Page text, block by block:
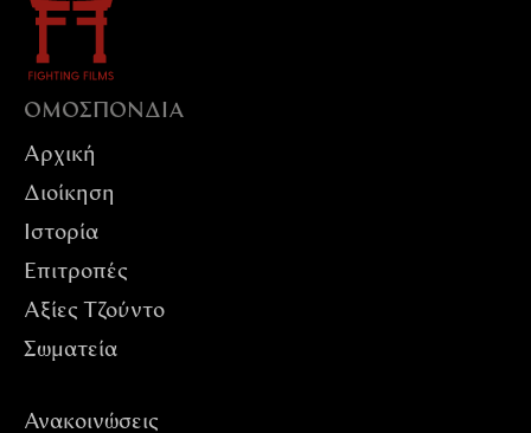
ΟΜΟΣΠΟΝΔIΑ
Αρχική
Διοίκηση
Ιστορία
Επιτροπές
Αξίες Tζούντο
Σωματεία
Ανακοινώσεις